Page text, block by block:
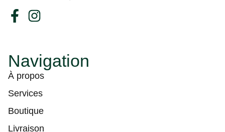
Navigation
À propos
Services
Boutique
Livraison